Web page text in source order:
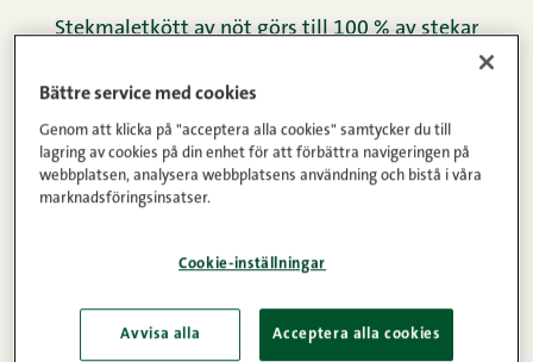
Stekmaletkött av nöt görs till 100 % av stekar
(ytter-, inner-, hörnstek och rostbiff). Färskt, ofruset
kött, vilket gör att köttets cellstruktur är hel och
köttet ger inte ifrån sig lika mycket vätska i
pannan. Mald 2 gånger.
100% 400g
Bättre service med cookies
Genom att klicka på "acceptera alla cookies" samtycker du till
lagring av cookies på din enhet för att förbättra navigeringen på
webbplatsen, analysera webbplatsens användning och bistå i våra
marknadsföringsinsatser.
Cookie-inställningar
Avvisa alla Acceptera alla cookies